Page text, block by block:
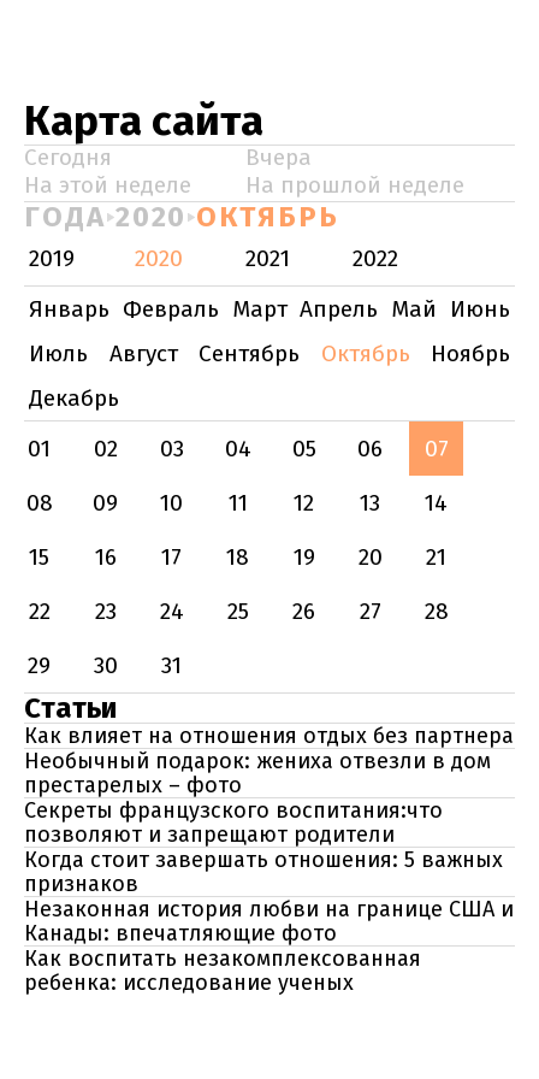
Карта сайта
Сегодня
Вчера
На этой неделе
На прошлой неделе
ГОДА 2020 ОКТЯБРЬ
2019 2020 2021
2022
Январь Февраль Март Апрель Май
Июнь
Июль
Август Сентябрь Октябрь
Ноябрь
Декабрь
01
02 03 04 05 06
07
08
09 10 11 12 13
14
15
16 17 18 19 20
21
22
23 24 25 26 27
28
29
30 31
Статьи
Как влияет на отношения отдых без партнера
Необычный подарок: жениха отвезли в дом
престарелых – фото
Секреты французского воспитания:что
позволяют и запрещают родители
Когда стоит завершать отношения: 5 важных
признаков
Незаконная история любви на границе США и
Канады: впечатляющие фото
Как воспитать незакомплексованная
ребенка: исследование ученых